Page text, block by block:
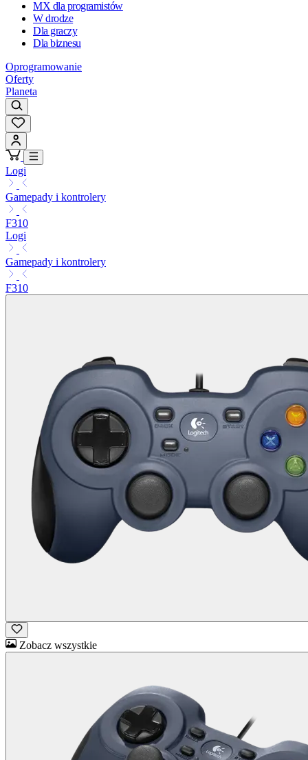
MX dla programistów
W drodze
Dla graczy
Dla biznesu
Oprogramowanie
Oferty
Planeta
Logi
Gamepady i kontrolery
F310
Logi
Gamepady i kontrolery
F310
Zobacz wszystkie